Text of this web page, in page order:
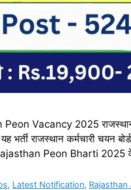
Vacancy 2025 राजस्थान
भर्ती राजस्थान कर्मचारी चयन
Peon Bharti 2025
, Latest Notification, Rajasthan